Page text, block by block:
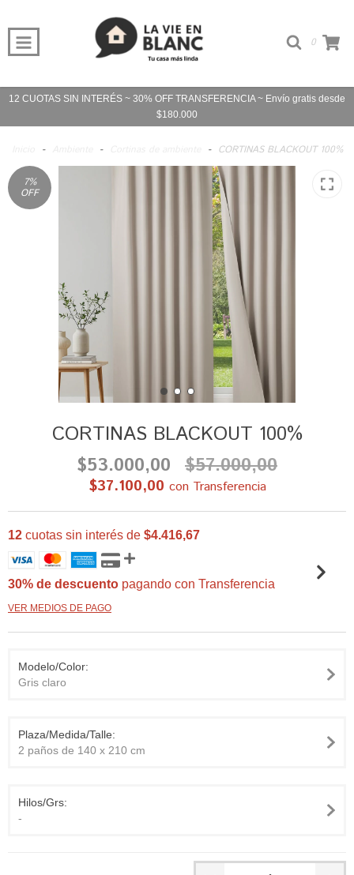
0
12 CUOTAS SIN INTERÉS ~ 30% OFF TRANSFERENCIA ~ Envío gratis desde
$180.000
- - - CORTINAS BLACKOUT 100%
7%
OFF
CORTINAS BLACKOUT 100%
$53.000,00 $57.000,00
$37.100,00 con Transferencia
12 cuotas sin interés de $4.416,67
30% de descuento pagando con Transferencia
VER MEDIOS DE PAGO
Modelo/Color:
Gris claro
Plaza/Medida/Talle:
2 paños de 140 x 210 cm
Hilos/Grs:
-